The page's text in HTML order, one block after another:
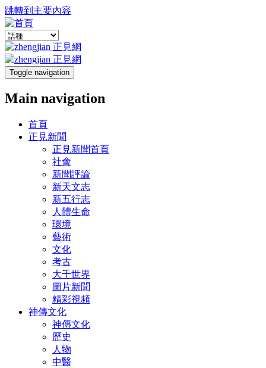
跳轉到主要內容
Toggle navigation
Main navigation
首頁
正見新聞
正見新聞首頁
社會
新聞評論
新天文志
新五行志
人體生命
環境
藝術
文化
考古
大千世界
圖片新聞
精彩視頻
神傳文化
神傳文化
歷史
人物
中醫